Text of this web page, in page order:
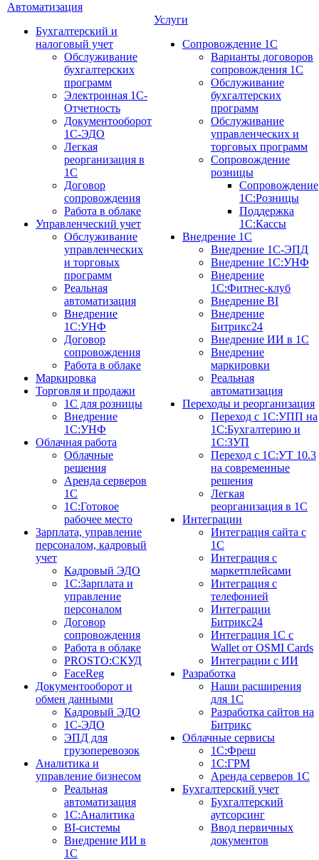
Автоматизация
Бухгалтерский и
налоговый учет
Обслуживание
бухгалтерских
программ
Электронная 1С-
Отчетность
Документооборот
1С-ЭДО
Легкая
реорганизация в
1С
Договор
сопровождения
Работа в облаке
Управленческий учет
Обслуживание
управленческих
и торговых
программ
Реальная
автоматизация
Внедрение
1С:УНФ
Договор
сопровождения
Работа в облаке
Маркировка
Торговля и продажи
1С для розницы
Внедрение
1С:УНФ
Облачная работа
Облачные
решения
Аренда серверов
1С
1C:Готовое
рабочее место
Зарплата, управление
персоналом, кадровый
учет
Кадровый ЭДО
1С:Зарплата и
управление
персоналом
Договор
сопровождения
Работа в облаке
PROSTO:СКУД
FaceReg
Документооборот и
обмен данными
Кадровый ЭДО
1С-ЭДО
ЭПД для
грузоперевозок
Аналитика и
управление бизнесом
Реальная
автоматизация
1С:Аналитика
BI-системы
Внедрение ИИ в
1С
Услуги
Сопровождение 1С
Варианты договоров
сопровождения 1С
Обслуживание
бухгалтерских
программ
Обслуживание
управленческих и
торговых программ
Сопровождение
розницы
Сопровождение
1С:Розницы
Поддержка
1С:Кассы
Внедрение 1С
Внедрение 1С-ЭПД
Внедрение 1С:УНФ
Внедрение
1С:Фитнес-клуб
Внедрение BI
Внедрение
Битрикс24
Внедрение ИИ в 1С
Внедрение
маркировки
Реальная
автоматизация
Переходы и реорганизация
Переход с 1С:УПП на
1С:Бухгалтерию и
1С:ЗУП
Переход с 1С:УТ 10.3
на современные
решения
Легкая
реорганизация в 1С
Интеграции
Интеграция сайта с
1С
Интеграция с
маркетплейсами
Интеграция с
телефонией
Интеграции
Битрикс24
Интеграция 1С с
Wallet от OSMI Cards
Интеграции с ИИ
Разработка
Наши расширения
для 1С
Разработка сайтов на
Битрикс
Облачные сервисы
1С:Фреш
1С:ГРМ
Аренда серверов 1С
Бухгалтерский учет
Бухгалтерский
аутсорсинг
Ввод первичных
документов